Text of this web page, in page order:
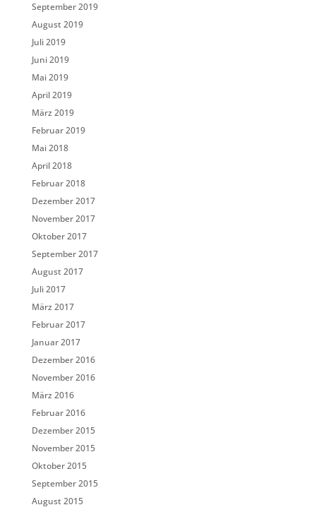
September 2019
August 2019
Juli 2019
Juni 2019
Mai 2019
April 2019
März 2019
Februar 2019
Mai 2018
April 2018
Februar 2018
Dezember 2017
November 2017
Oktober 2017
September 2017
August 2017
Juli 2017
März 2017
Februar 2017
Januar 2017
Dezember 2016
November 2016
März 2016
Februar 2016
Dezember 2015
November 2015
Oktober 2015
September 2015
August 2015